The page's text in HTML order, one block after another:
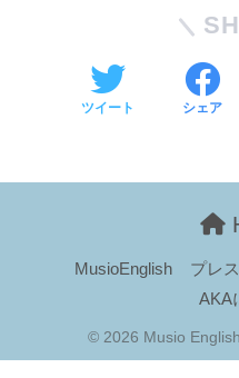
ツイート シェア
MusioEnglish プレ
AKA
© 2026 Musio